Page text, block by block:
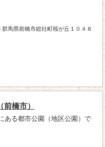
群馬県前橋市総社町桜が丘１０４８
前橋市）
ある都市公園（地区公園）で